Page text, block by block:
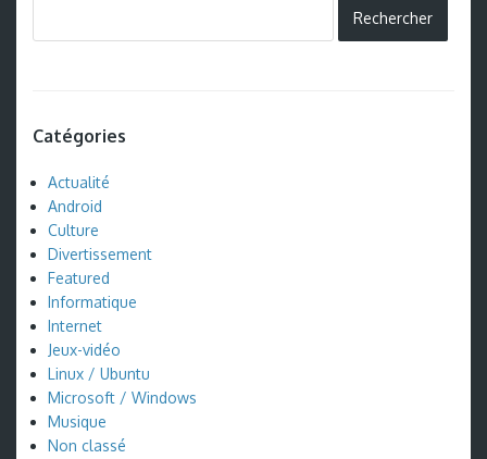
Catégories
Actualité
Android
Culture
Divertissement
Featured
Informatique
Internet
Jeux-vidéo
Linux / Ubuntu
Microsoft / Windows
Musique
Non classé